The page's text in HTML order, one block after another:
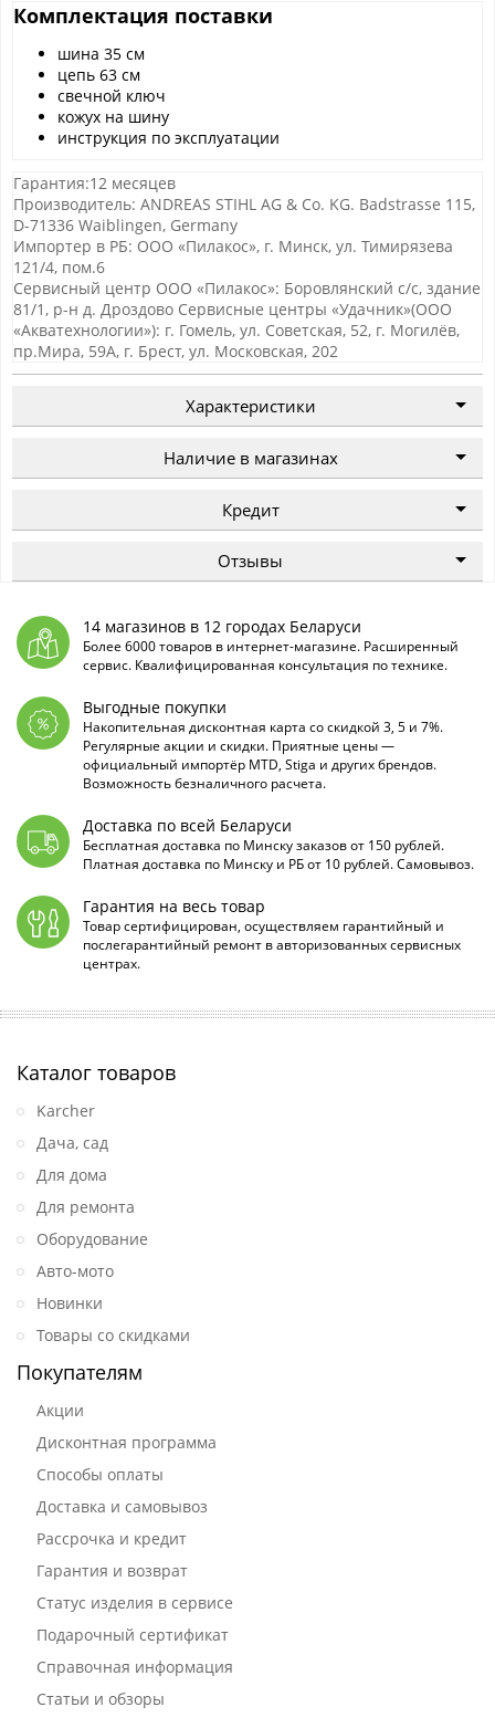
Комплектация поставки
шина 35 см
цепь 63 см
свечной ключ
кожух на шину
инструкция по эксплуатации
Гарантия:12 месяцев
Производитель: ANDREAS STIHL AG & Co. KG. Badstrasse 115,
D-71336 Waiblingen, Germany
Импортер в РБ: ООО «Пилакос», г. Минск, ул. Тимирязева
121/4, пом.6
Сервисный центр ООО «Пилакос»: Боровлянский с/с, здание
81/1, р-н д. Дроздово Сервисные центры «Удачник»(ООО
«Акватехнологии»): г. Гомель, ул. Советская, 52, г. Могилёв,
пр.Мира, 59А, г. Брест, ул. Московская, 202
Характеристики
Наличие в магазинах
Кредит
Отзывы
14 магазинов в 12 городах Беларуси
Более 6000 товаров в интернет-магазине. Расширенный
сервис. Квалифицированная консультация по технике.
Выгодные покупки
Накопительная дисконтная карта со скидкой 3, 5 и 7%.
Регулярные акции и скидки. Приятные цены —
официальный импортёр MTD, Stiga и других брендов.
Возможность безналичного расчета.
Доставка по всей Беларуси
Бесплатная доставка по Минску заказов от 150 рублей.
Платная доставка по Минску и РБ от 10 рублей. Самовывоз.
Гарантия на весь товар
Товар сертифицирован, осуществляем гарантийный и
послегарантийный ремонт в авторизованных сервисных
центрах.
Каталог товаров
Karcher
Дача, сад
Для дома
Для ремонта
Оборудование
Авто-мото
Новинки
Товары со скидками
Покупателям
Акции
Дисконтная программа
Способы оплаты
Доставка и самовывоз
Рассрочка и кредит
Гарантия и возврат
Статус изделия в сервисе
Подарочный сертификат
Справочная информация
Статьи и обзоры